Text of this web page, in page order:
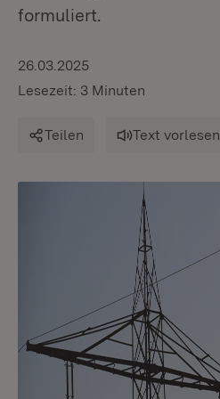
formuliert.
26.03.2025
Lesezeit: 3 Minuten
Teilen Text vorlesen